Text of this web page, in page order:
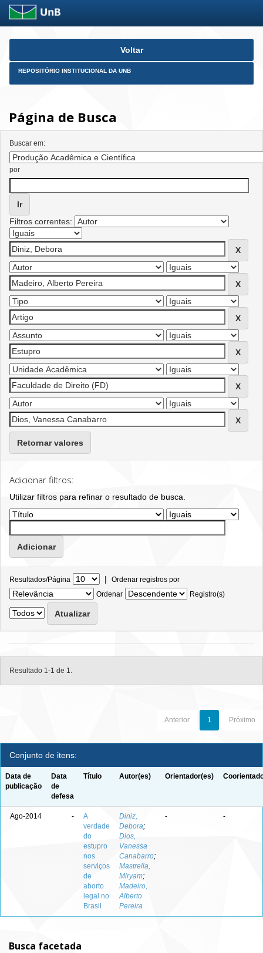
Skip
Voltar
REPOSITÓRIO INSTITUCIONAL DA UNB
Página de Busca
Buscar em:
por
Filtros correntes:
Retornar valores
Adicionar filtros:
Utilizar filtros para refinar o resultado de busca.
Resultados/Página | Ordenar registros por
Ordenar
Registro(s)
Resultado 1-1 de 1.
Anterior 1 Próximo
Conjunto de itens:
Data de
publicação
Data
de
defesa
Título Autor(es) Orientador(es)
Ago-2014 -
A
verdade
do
estupro
nos
serviços
de
aborto
legal no
Brasil
Diniz,
Debora;
Dios,
Vanessa
Canabarro;
Mastrella,
Miryam;
Madeiro,
Alberto
Pereira
- -
Busca facetada